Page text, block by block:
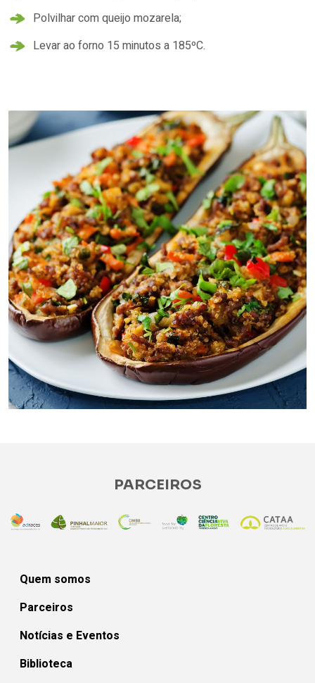
Polvilhar com queijo mozarela;
Levar ao forno 15 minutos a 185ºC.
PARCEIROS
Quem somos
Parceiros
Notícias e Eventos
Biblioteca